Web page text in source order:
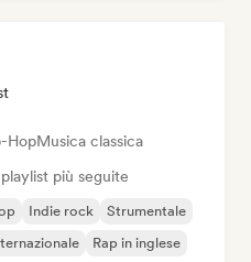
HopMusica classica
più seguite
Indie rock
Strumentale
Rap in inglese